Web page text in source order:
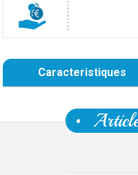
Caracteristiques